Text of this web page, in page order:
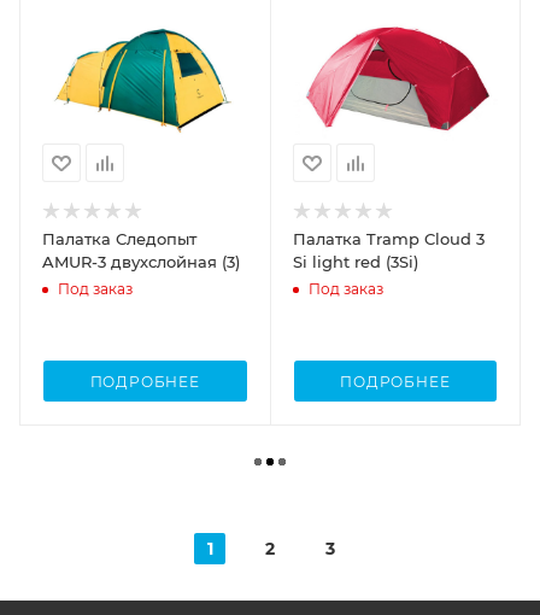
Палатка Следопыт
AMUR-3 двухслойная (3)
Под заказ
ПОДРОБНЕЕ
Палатка Tramp Cloud 3
Si light red (3Si)
Под заказ
ПОДРОБНЕЕ
1 2 3